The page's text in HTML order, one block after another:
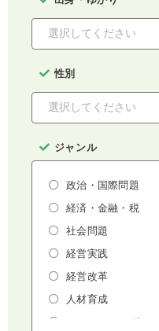
性別
ジャンル
政治・国際問題
経済・金融・税
社会問題
経営実践
経営改革
人材育成
マーケティング